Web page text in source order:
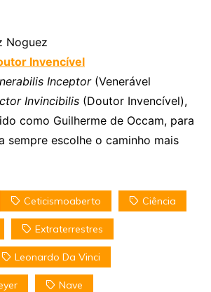
Noguez
Invencível
Inceptor (Venerável
Invincibilis (Doutor Invencível),
como Guilherme de Occam, para
sempre escolhe o caminho mais
Ceticismoaberto Ciência
Extraterrestres
Leonardo Da Vinci
Nave